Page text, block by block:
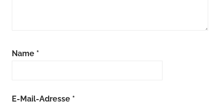
Name *
E-Mail-Adresse *